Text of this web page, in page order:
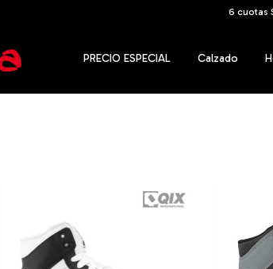
6 cuotas
PRECIO ESPECIAL Calzado